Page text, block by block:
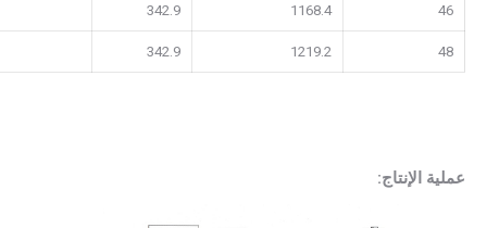
46
1168.4
342.9
48
1219.2
342.9
عملية الإنتاج: